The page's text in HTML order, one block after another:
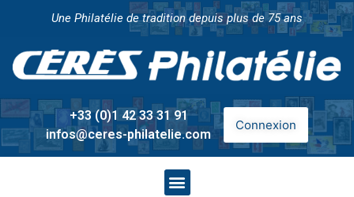
Une Philatélie de tradition depuis plus de 75 ans
+33 (0)1 42 33 31 91
infos@ceres-philatelie.com
Connexion